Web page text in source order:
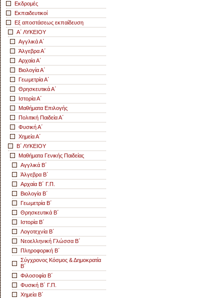
Εκδρομές
Εκπαιδευτικοί
Εξ αποστάσεως εκπαίδευση
Α΄ ΛΥΚΕΙΟΥ
Αγγλικά Α΄
Άλγεβρα Α΄
Αρχαία Α΄
Βιολογία Α΄
Γεωμετρία Α΄
Θρησκευτικά Α΄
Ιστορία Α΄
Μαθήματα Επιλογής
Πολιτική Παιδεία Α΄
Φυσική Α΄
Χημεία Α΄
Β΄ ΛΥΚΕΙΟΥ
Μαθήματα Γενικής Παιδείας
Αγγλικά Β΄
Άλγεβρα Β΄
Αρχαία Β΄ Γ.Π.
Βιολογία Β΄
Γεωμετρία Β΄
Θρησκευτικά Β΄
Ιστορία Β΄
Λογοτεχνία Β΄
Νεοελληνική Γλώσσα Β΄
Πληροφορική Β΄
Σύγχρονος Κόσμος & Δημοκρατία
Β΄
Φιλοσοφία Β΄
Φυσική Β΄ Γ.Π.
Χημεία Β΄